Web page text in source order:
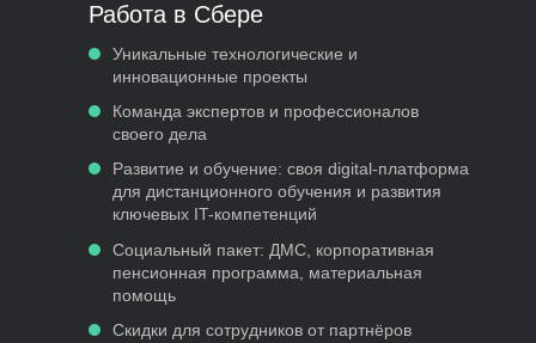
Работа в Сбере
Уникальные технологические и
инновационные проекты
Команда экспертов и профессионалов
своего дела
Развитие и обучение: своя digital-платформа
для дистанционного обучения и развития
ключевых IT-компетенций
Социальный пакет: ДМС, корпоративная
пенсионная программа, материальная
помощь
Скидки для сотрудников от партнёров